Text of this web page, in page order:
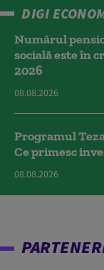
DIGI
Numărul
socială este în
2026
08.08.2026
Programul
Ce primesc
08.08.2026